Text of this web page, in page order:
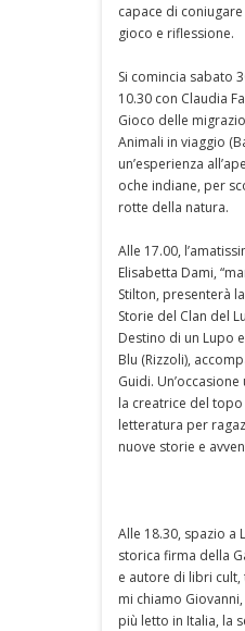
capace di
gioco e riflessione.
Si comincia sabato
10.30 con Claudia
Gioco delle
Animali in viaggio
un’esperienza
oche indiane, per
rotte della natura.
Alle 17.00,
Elisabetta Dami,
Stilton, presenterà
Storie del Clan del
Destino di un Lupo
Blu (Rizzoli),
Guidi.
la creatrice del
letteratura per
nuove storie e
Alle 18.30, spazio a
storica firma della
e autore di libri cult,
mi chiamo
più letto in Italia, la